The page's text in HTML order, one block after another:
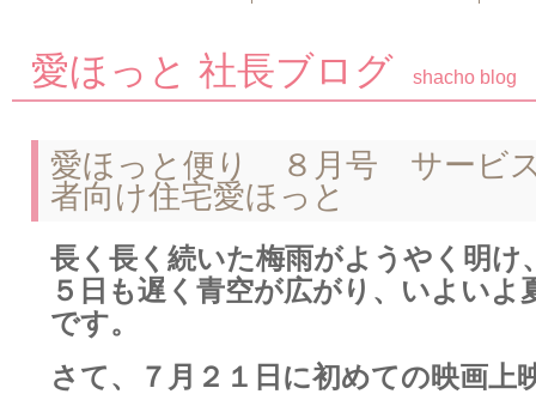
愛ほっと 社長ブログ shacho blog
愛ほっと便り ８月号 サービ
者向け住宅愛ほっと
長く長く続いた梅雨がようやく明け
５日も遅く青空が広がり、いよいよ
です。
さて、７月２１日に初めての映画上